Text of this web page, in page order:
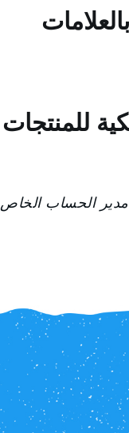
للمنتجات
مدير الحساب الخاص